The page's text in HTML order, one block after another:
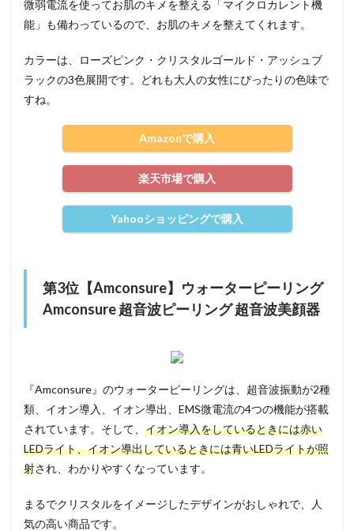
微弱電流を使ってお肌のキメを整える「マイクロカレント機
能」も備わっているので、お肌のキメを整えてくれます。
カラーは、ローズピンク・クリスタルゴールド・アッシュブ
ラックの3色展開です。どれも大人の女性にぴったりの色味で
すね。
Amazonで購入
楽天市場で購入
Yahooショッピングで購入
第3位【Amconsure】ウォーターピーリング
Amconsure 超音波ピーリング 超音波美顔器
『Amconsure』のウォーターピーリングは、超音波振動が2種
類、イオン導入、イオン導出、EMS微電流の4つの機能が搭載
されています。そして、 イオン導入をしているときには赤い
LEDライト、イオン導出しているときには青いLEDライトが照
射され、わかりやすくなっています。
まるでクリスタルをイメージしたデザインがおしゃれで、人
気の高い商品です。